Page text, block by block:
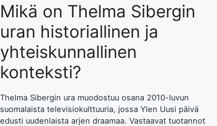
Mikä on Thelma Sibergin
uran historiallinen ja
yhteiskunnallinen
konteksti?
Thelma Sibergin ura muodostuu osana 2010-luvun
suomalaista televisiokulttuuria, jossa Ylen Uusi päivä
edusti uudenlaista arjen draamaa. Vastaavat tuotannot